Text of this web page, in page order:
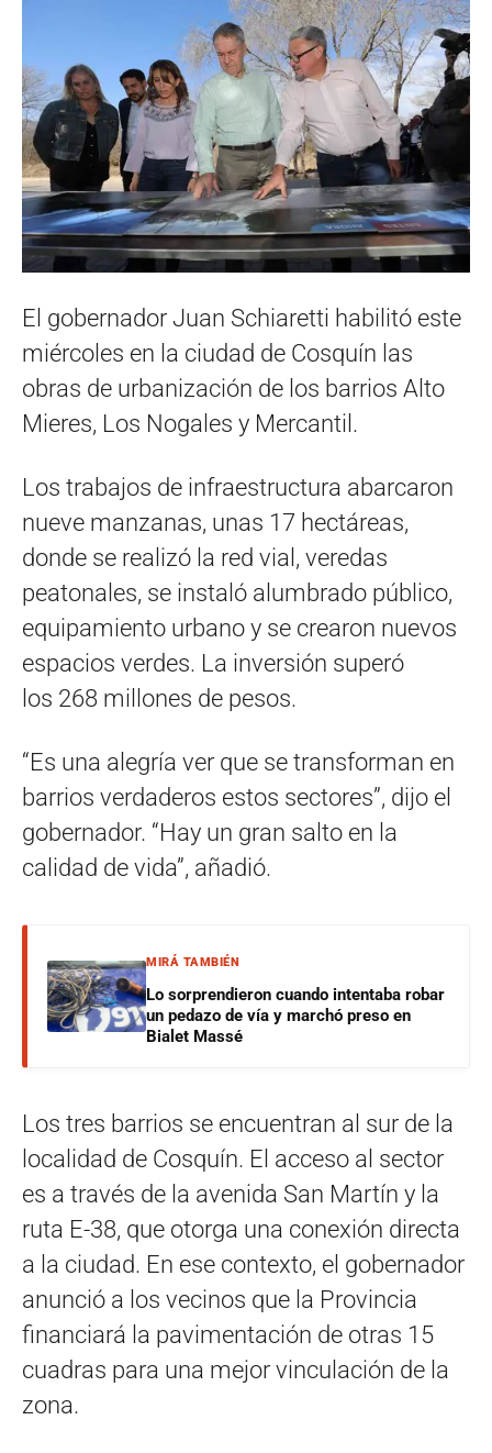
El gobernador Juan Schiaretti habilitó este
miércoles en la ciudad de Cosquín las
obras de urbanización de los barrios Alto
Mieres, Los Nogales y Mercantil.
Los trabajos de infraestructura abarcaron
nueve manzanas, unas 17 hectáreas,
donde se realizó la red vial, veredas
peatonales, se instaló alumbrado público,
equipamiento urbano y se crearon nuevos
espacios verdes. La inversión superó
los 268 millones de pesos.
“Es una alegría ver que se transforman en
barrios verdaderos estos sectores”, dijo el
gobernador. “Hay un gran salto en la
calidad de vida”, añadió.
MIRÁ TAMBIÉN
Lo sorprendieron cuando intentaba robar
un pedazo de vía y marchó preso en
Bialet Massé
Los tres barrios se encuentran al sur de la
localidad de Cosquín. El acceso al sector
es a través de la avenida San Martín y la
ruta E-38, que otorga una conexión directa
a la ciudad. En ese contexto, el gobernador
anunció a los vecinos que la Provincia
financiará la pavimentación de otras 15
cuadras para una mejor vinculación de la
zona.